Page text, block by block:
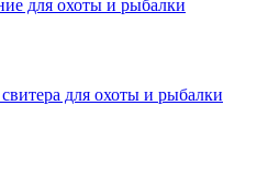
для охоты и рыбалки
для охоты и рыбалки